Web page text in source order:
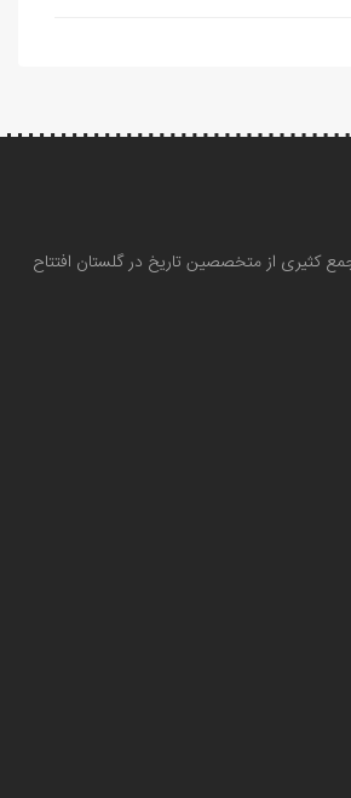
کثیری از متخصصین تاریخ در گلستان افتتاح